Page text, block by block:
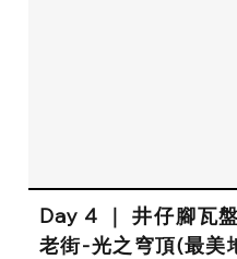
Day 4 ｜ 井仔腳瓦
老街-光之穹頂(最美